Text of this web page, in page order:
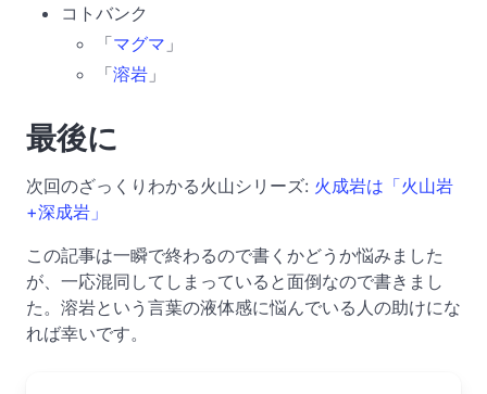
コトバンク
「マグマ 」
「溶岩 」
最後に
次回のざっくりわかる火山シリーズ: 火成岩は「火山岩
+深成岩」
この記事は一瞬で終わるので書くかどうか悩みました
が、一応混同してしまっていると面倒なので書きまし
た。溶岩という言葉の液体感に悩んでいる人の助けにな
れば幸いです。